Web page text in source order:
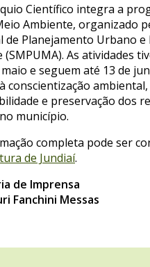
Científico integra a
Ambiente, organizado
de Planejamento Urbano e
(SMPUMA). As atividades
e seguem até 13 de
conscientização ambiental,
e preservação dos
município.
completa pode ser
de Jundiaí.
de Imprensa
Fanchini Messas